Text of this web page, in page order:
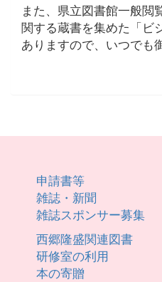
また、県立図書館一般閲
関する蔵書を集めた「ビ
ありますので、いつでも
申請書等
雑誌・新聞
雑誌スポンサー募集
西郷隆盛関連図書
研修室の利用
本の寄贈